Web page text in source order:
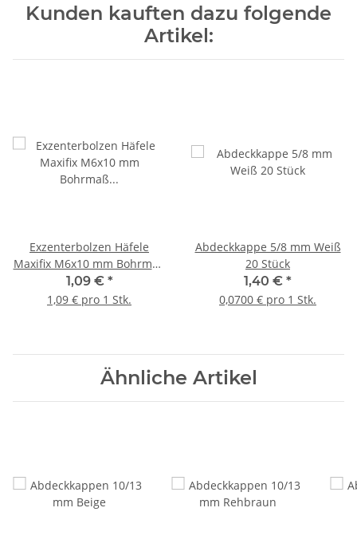
Kunden kauften dazu folgende
Artikel:
Exzenterbolzen Häfele
Maxifix M6x10 mm Bohrmaß
55 mm
1,09 € *
1,09 € pro 1 Stk.
Abdeckkappe 5/8 mm Weiß
20 Stück
1,40 € *
0,0700 € pro 1 Stk.
Ähnliche Artikel